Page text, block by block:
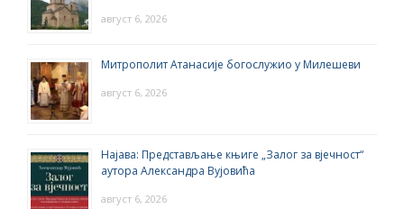
август 6, 2026
Митрополит Атанасије богослужио у Милешеви
август 6, 2026
Најава: Представљање књиге „Залог за вјечност“
аутора Александра Вујовића
август 6, 2026